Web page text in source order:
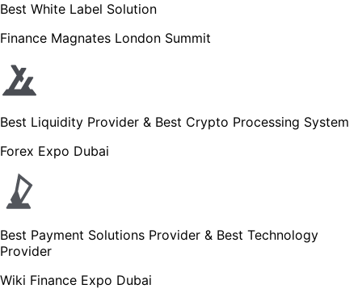
Best White Label Solution
Finance Magnates London Summit
Best Liquidity Provider & Best Crypto Processing System
Forex Expo Dubai
Best Payment Solutions Provider & Best Technology
Provider
Wiki Finance Expo Dubai